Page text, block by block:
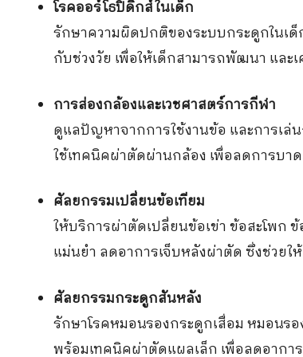
โรคออร์โธปิดิกส์ในเด็ก
รักษาความผิดปกติของระบบกระดูกในเด็
กับช่วงวัย เพื่อให้เด็กสามารถพัฒนา และ
การส่องกล้องและเวชศาสตร์การกีฬา
ดูแลปัญหาจากการใช้งานข้อ และการเล่
ใช้เทคนิคผ่าตัดผ่านกล้อง เพื่อลดการบา
ศัลยกรรมเปลี่ยนข้อเทียม
ให้บริการผ่าตัดเปลี่ยนข้อเข่า ข้อสะโพก
แม่นยำ ลดอาการเจ็บหลังผ่าตัด ซึ่งช่วย
ศัลยกรรมกระดูกสันหลัง
รักษาโรคหมอนรองกระดูกเสื่อม หมอนร
พร้อมเทคนิคผ่าตัดแผลเล็ก เพื่อลดอากา